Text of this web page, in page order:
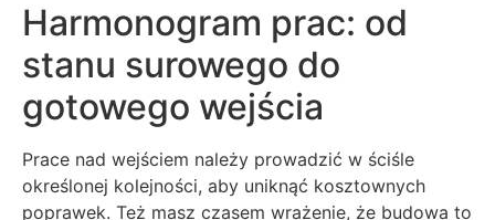
Harmonogram prac: od
stanu surowego do
gotowego wejścia
Prace nad wejściem należy prowadzić w ściśle
określonej kolejności, aby uniknąć kosztownych
poprawek. Też masz czasem wrażenie, że budowa to